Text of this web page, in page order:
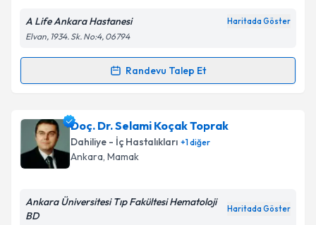
Kişisel verilerimin işlenmesine ilişkin
Aydınlatma
Metni'ni okudum ve kişisel verilerimin belirtilen
kapsamda işlenmesini kabul ediyorum.
A Life Ankara Hastanesi Haritada Göster
Elvan, 1934. Sk. No:4, 06794
Randevu Talep Et
Randevu Takvimi Talebi
Doç. Dr. Serhat Işıkiçin randevu takvimi talebi
oluşturun. Size bu uzmandan randevu almanız için bir
takvim hazırlandığında e-posta ile bilgilendireceğiz.
Doç. Dr. Selami Koçak Toprak
Dahiliye - İç Hastalıkları +1diğer
Ankara, Mamak
Ankara Üniversitesi Tıp Fakültesi Hematoloji
BD
Haritada Göster